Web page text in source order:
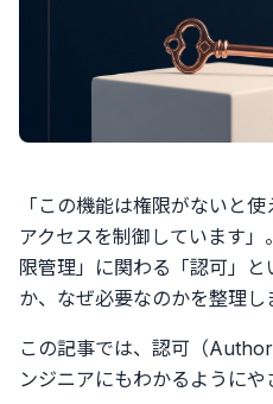
「この機能は権限がないと
アクセスを制御しています
限管理」に関わる「認可」
か、なぜ必要なのかを整理し
この記事では、認可（
ンジニアにもわかるようにや